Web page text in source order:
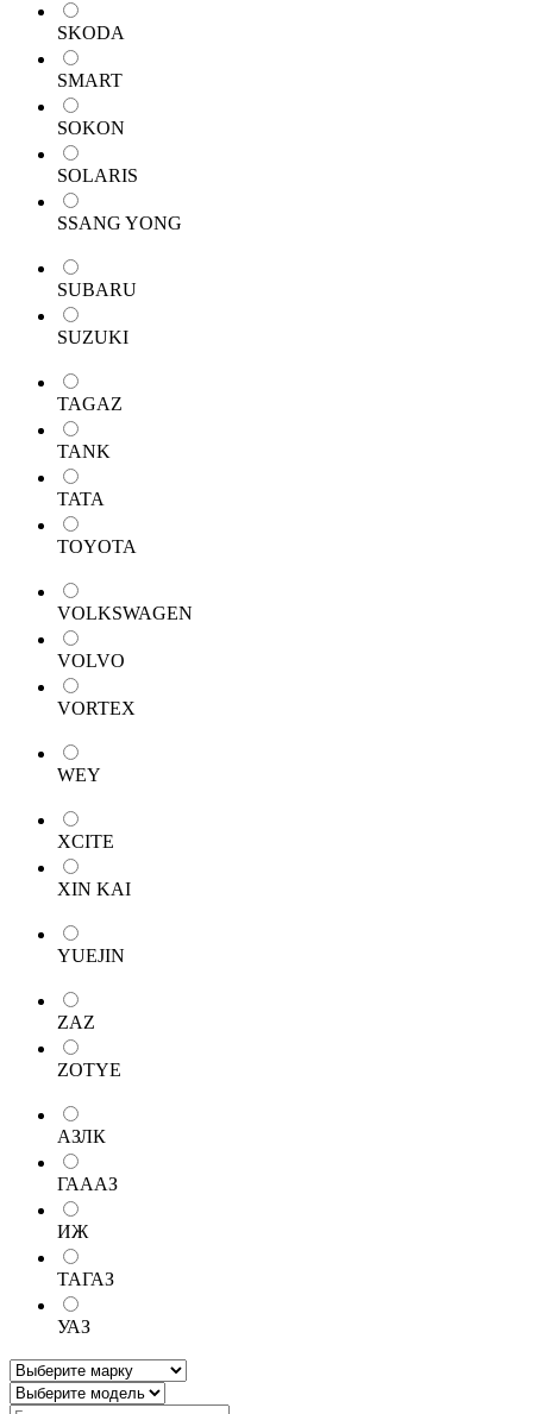
SKODA
SMART
SOKON
SOLARIS
SSANG YONG
SUBARU
SUZUKI
TAGAZ
TANK
TATA
TOYOTA
VOLKSWAGEN
VOLVO
VORTEX
WEY
XCITE
XIN KAI
YUEJIN
ZAZ
ZOTYE
АЗЛК
ГАААЗ
ИЖ
ТАГАЗ
УАЗ